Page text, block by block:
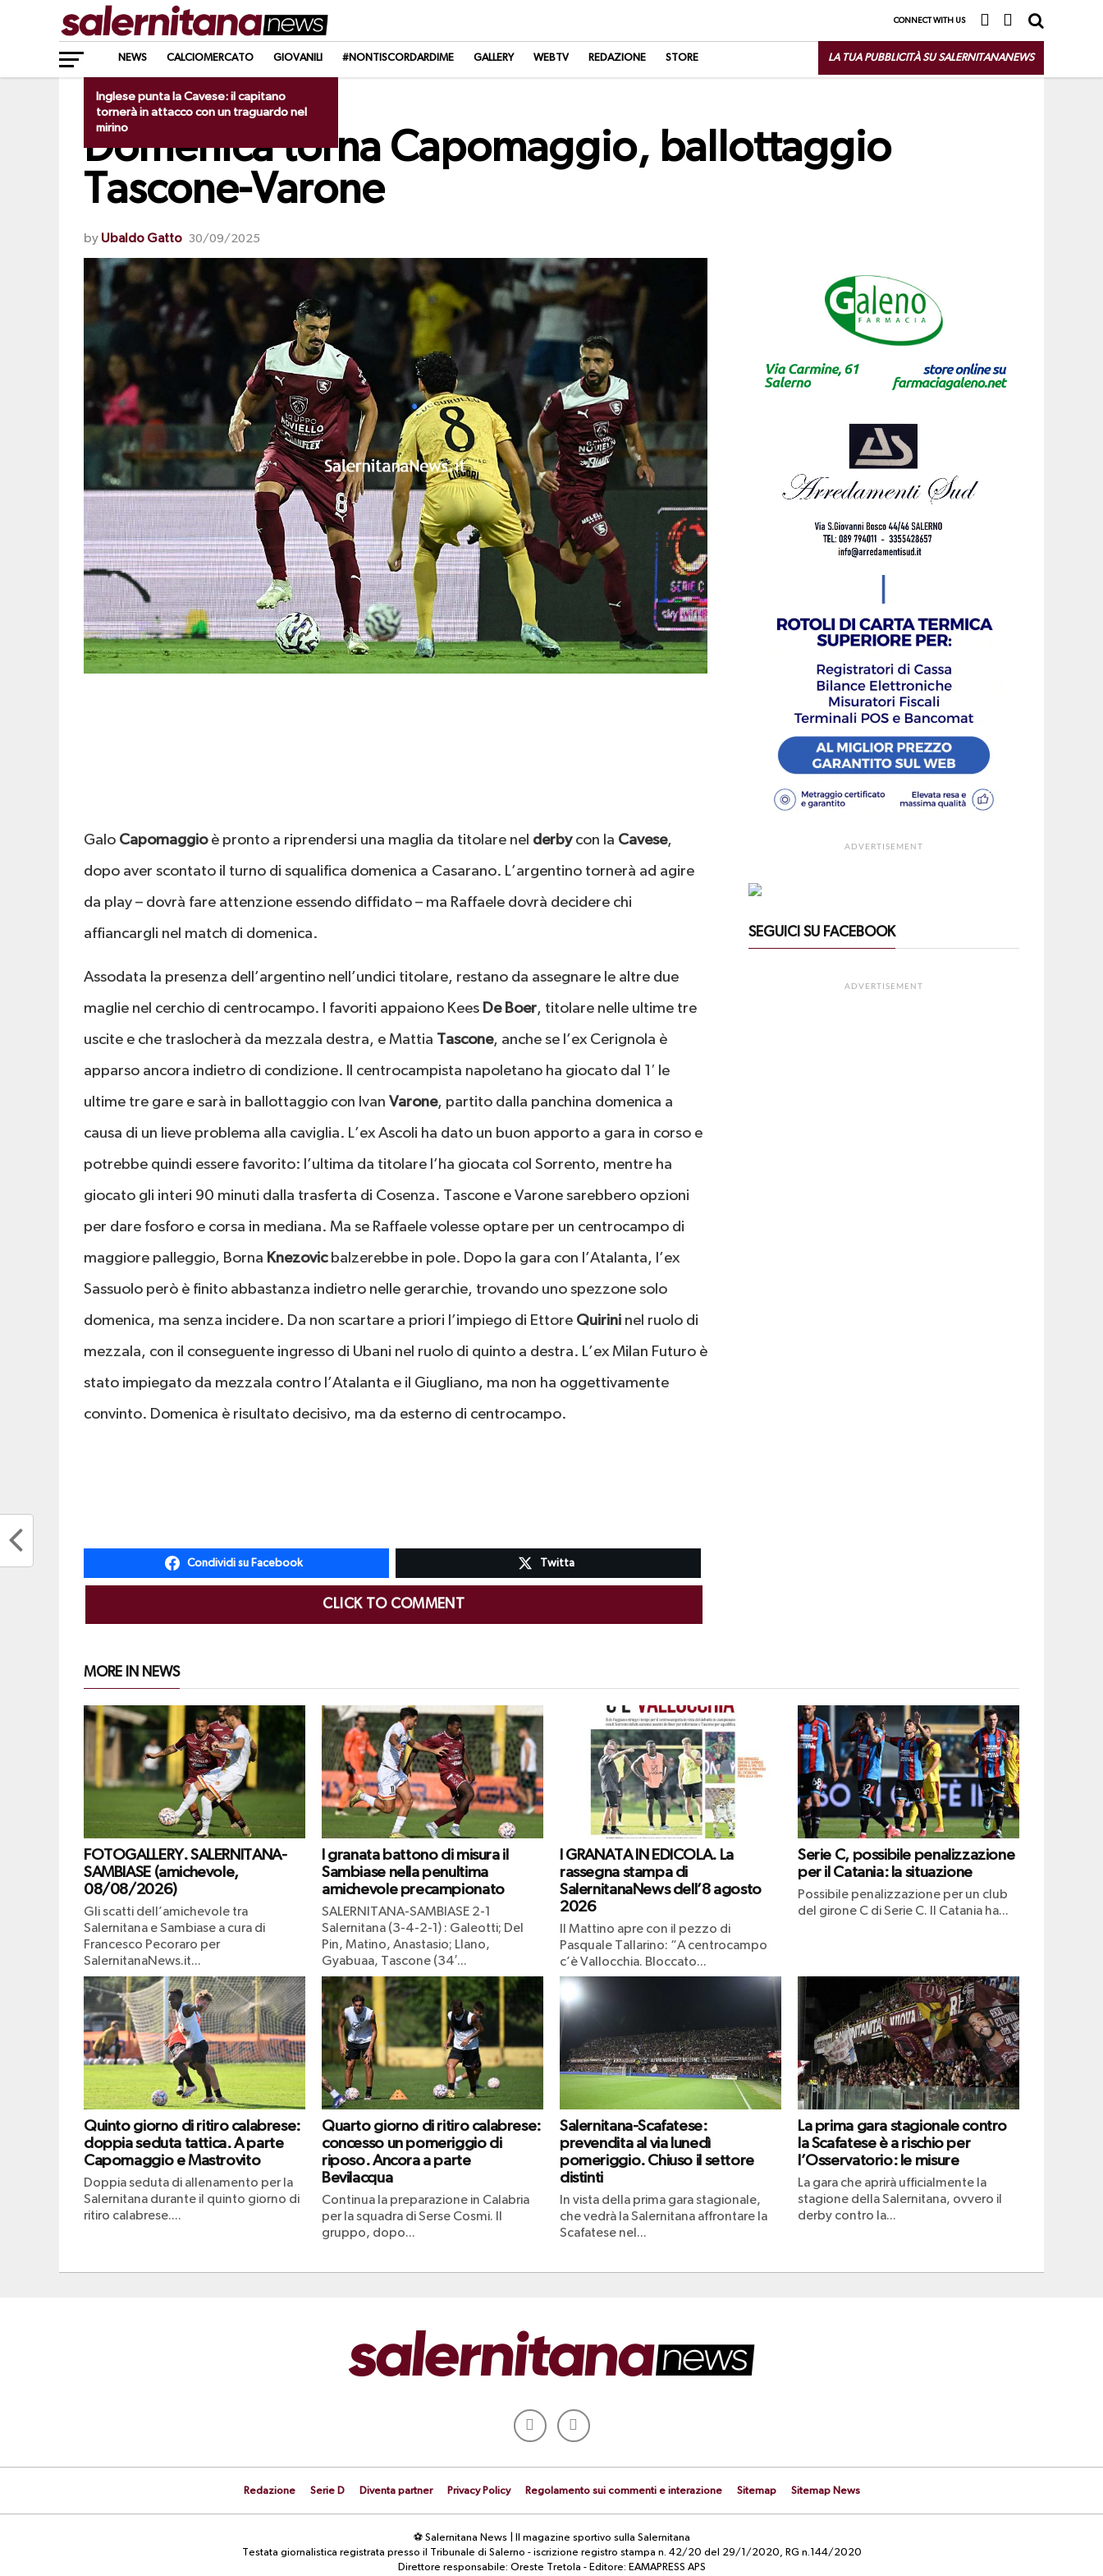
CONNECT WITH US
NEWS CALCIOMERCATO GIOVANILI #NONTISCORDARDIME GALLERY WEBTV REDAZIONE STORE LA TUA PUBBLICITÀ SU SALERNITANANEWS
NEWS
Domenica torna Capomaggio, ballottaggio
Tascone-Varone
by Ubaldo Gatto 30/09/2025
Galo Capomaggioè pronto a riprendersi una maglia da titolare nel derbycon la Cavese,
dopo aver scontato il turno di squalifica domenica a Casarano. L’argentino tornerà ad agire
da play – dovrà fare attenzione essendo diffidato – ma Raffaele dovrà decidere chi
affiancargli nel match di domenica.
Assodata la presenza dell’argentino nell’undici titolare, restano da assegnare le altre due
maglie nel cerchio di centrocampo. I favoriti appaiono Kees De Boer, titolare nelle ultime tre
uscite e che traslocherà da mezzala destra, e Mattia Tascone, anche se l’ex Cerignola è
apparso ancora indietro di condizione. Il centrocampista napoletano ha giocato dal 1′ le
ultime tre gare e sarà in ballottaggio con Ivan Varone, partito dalla panchina domenica a
causa di un lieve problema alla caviglia. L’ex Ascoli ha dato un buon apporto a gara in corso e
potrebbe quindi essere favorito: l’ultima da titolare l’ha giocata col Sorrento, mentre ha
giocato gli interi 90 minuti dalla trasferta di Cosenza. Tascone e Varone sarebbero opzioni
per dare fosforo e corsa in mediana. Ma se Raffaele volesse optare per un centrocampo di
maggiore palleggio, Borna Knezovic balzerebbe in pole. Dopo la gara con l’Atalanta, l’ex
Sassuolo però è finito abbastanza indietro nelle gerarchie, trovando uno spezzone solo
domenica, ma senza incidere. Da non scartare a priori l’impiego di Ettore Quirini nel ruolo di
mezzala, con il conseguente ingresso di Ubani nel ruolo di quinto a destra. L’ex Milan Futuro è
stato impiegato da mezzala contro l’Atalanta e il Giugliano, ma non ha oggettivamente
convinto. Domenica è risultato decisivo, ma da esterno di centrocampo.
Condividi su Facebook Twitta
CLICK TO COMMENT
ADVERTISEMENT
SEGUICI SU FACEBOOK
ADVERTISEMENT
MORE IN NEWS
FOTOGALLERY. SALERNITANA-
SAMBIASE (amichevole,
08/08/2026)
Gli scatti dell’amichevole tra
Salernitana e Sambiase a cura di
Francesco Pecoraro per
SalernitanaNews.it...
I granata battono di misura il
Sambiase nella penultima
amichevole precampionato
SALERNITANA-SAMBIASE 2-1
Salernitana (3-4-2-1) : Galeotti; Del
Pin, Matino, Anastasio; Llano,
Gyabuaa, Tascone (34′...
I GRANATA IN EDICOLA. La
rassegna stampa di
SalernitanaNews dell’8 agosto
2026
Il Mattino apre con il pezzo di
Pasquale Tallarino: “A centrocampo
c’è Vallocchia. Bloccato...
Serie C, possibile penalizzazione
per il Catania: la situazione
Possibile penalizzazione per un club
del girone C di Serie C. Il Catania ha...
Quinto giorno di ritiro calabrese:
doppia seduta tattica. A parte
Capomaggio e Mastrovito
Doppia seduta di allenamento per la
Salernitana durante il quinto giorno di
ritiro calabrese....
Quarto giorno di ritiro calabrese:
concesso un pomeriggio di
riposo. Ancora a parte
Bevilacqua
Continua la preparazione in Calabria
per la squadra di Serse Cosmi. Il
gruppo, dopo...
Salernitana-Scafatese:
prevendita al via lunedì
pomeriggio. Chiuso il settore
distinti
In vista della prima gara stagionale,
che vedrà la Salernitana affrontare la
Scafatese nel...
La prima gara stagionale contro
la Scafatese è a rischio per
l’Osservatorio: le misure
La gara che aprirà ufficialmente la
stagione della Salernitana, ovvero il
derby contro la...
Inglese punta la Cavese: il capitano
tornerà in attacco con un traguardo nel
mirino
Redazione Serie D Diventa partner Privacy Policy Regolamento sui commenti e interazione Sitemap Sitemap News
⚽ Salernitana News | Il magazine sportivo sulla Salernitana
Testata giornalistica registrata presso il Tribunale di Salerno - iscrizione registro stampa n. 42/20 del 29/1/2020, RG n.144/2020
Direttore responsabile: Oreste Tretola - Editore: EAMAPRESS APS